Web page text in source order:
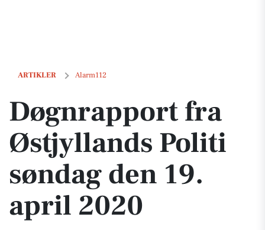
ARTIKLER Alarm112
Døgnrapport fra Østjyllands Politi søndag den 19. april 2020
Døgnrapport fra
Østjyllands Politi
søndag den 19.
april 2020